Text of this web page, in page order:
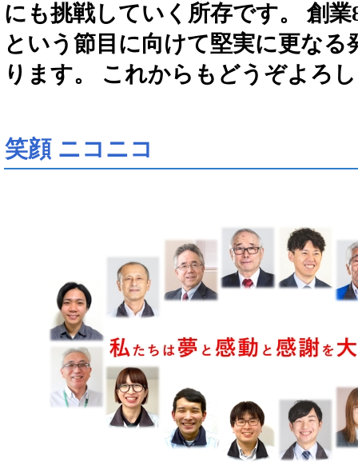
にも挑戦していく所存です。 創業
という節目に向けて堅実に更なる
ります。 これからもどうぞよろ
笑顔 ニコニコ